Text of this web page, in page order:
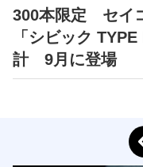
300本限定 セイ
「シビック
計 9月に登場
Prev